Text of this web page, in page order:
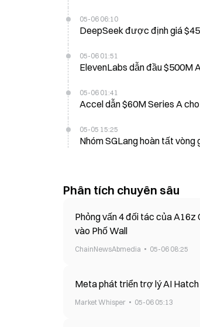
05-06 06:10
05-06 01:51
ElevenLabs dẫn đầu $500M
05-06 01:41
Accel dẫn $60M Series A
05-05 15:25
Nhóm SGLang hoàn tất
Phân tích chuyên sâu
Phỏng vấn 4 đối tác của
vào Phố Wall
ChainNewsAbmedia 05-06 08:25
Meta phát triển trợ lý AI
Market Whisper 05-06 05:13